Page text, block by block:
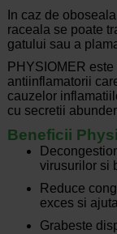
In caz de
raceala se poate
gatului sau a
PHYSIOMER
antiinflamatorii
cauzelor
cu secretii
Beneficii
virusurilor si
Reduce
exces si
Grabeste